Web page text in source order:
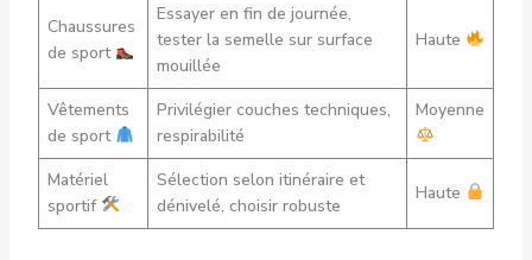
Chaussures
de sport
Essayer en fin de journée,
tester la semelle sur surface
mouillée
Haute
Vêtements
de sport
Privilégier couches techniques,
respirabilité
Moyenne
Matériel
sportif
Sélection selon itinéraire et
dénivelé, choisir robuste
Haute